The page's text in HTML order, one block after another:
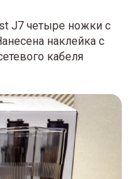
J7 четыре ножки с
наклейка с
кабеля